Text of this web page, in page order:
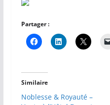
Partager :
Similaire
Noblesse & Royauté –